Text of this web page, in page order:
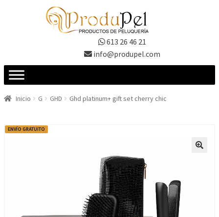
613 26 46 21
info@produpel.com
Inicio G GHD Ghd platinum+ gift set cherry chic
ENVÍO GRATUITO